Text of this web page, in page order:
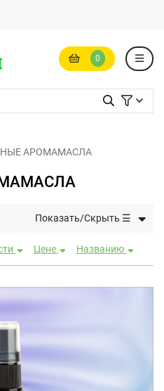
0
АРОМАМАСЛА
Показать/Скрыть ☰
Цене Названию